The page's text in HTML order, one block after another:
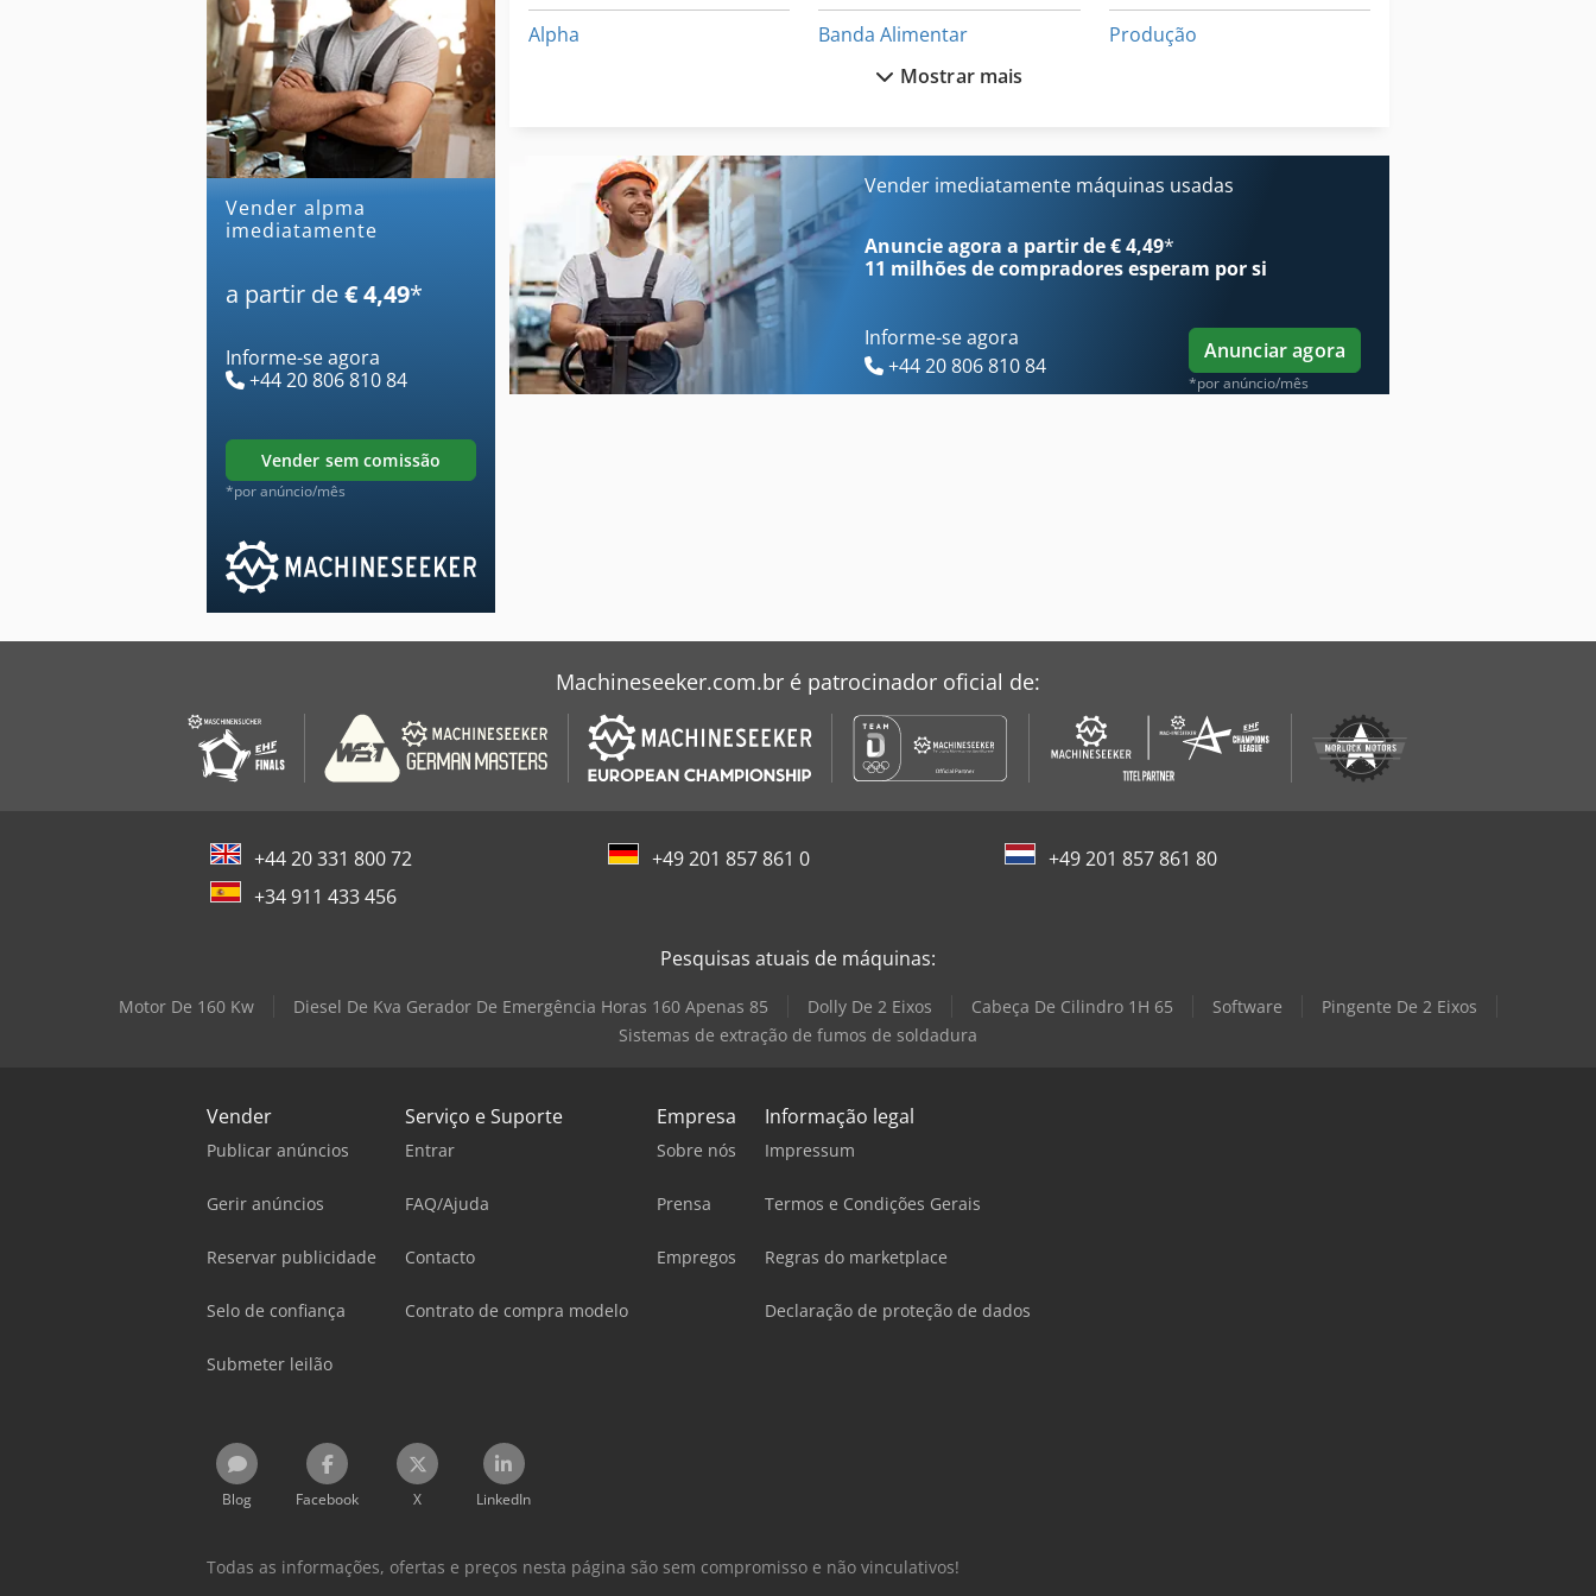
Vender alpma
imediatamente
a partir de€ 4,49*
Informe-se agora
+44 20 806 810 84
vender sem comissão
*por anúncio/mês
Alpha
Alumínio
Alzmetall
Banda Alimentar
Eberhardt
Formax
Handtmann
Produção
Mostrar mais
Vender imediatamente máquinas usadas
Anuncie agora a partir de € 4,49*
11 milhões de compradoresesperam por si
Informe-se agora
+44 20 806 810 84
Anunciar agora
*por anúncio/mês
Machineseeker.com.br é patrocinador oficial de:
+44 20 331 800 72 +49 201 857 861 0
+49 201 857 861 80
+34 911 433 456
Pesquisas atuais de máquinas:
Motor De 160 Kw Diesel De Kva Gerador De Emergência Horas 160 Apenas 85 Dolly De 2 Eixos Cabeça De Cilindro 1H 65 Software
Pingente De 2 Eixos
Sistemas de extração de fumos de soldadura
Vender
Publicar anúncios
Gerir anúncios
Reservar publicidade
Selo de confiança
Submeter leilão
Serviço e Suporte
Entrar
FAQ/Ajuda
Contacto
Contrato de compra modelo
Empresa
Sobre nós
Prensa
Empregos
Informação legal
Impressum
Termos e Condições Gerais
Regras do marketplace
Declaração de proteção de dados
Blog Facebook X LinkedIn
Todas as informações, ofertas e preços nesta página são sem compromisso e não vinculativos!